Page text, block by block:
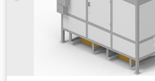
- Unitate de filtrare HYDAC 15 bar -
bar - Set componente electrice -